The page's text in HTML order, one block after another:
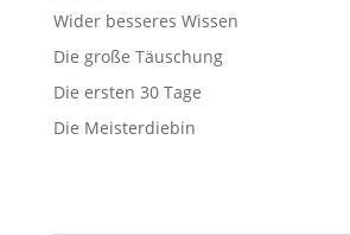
Wider besseres Wissen
Die große Täuschung
Die ersten 30 Tage
Die Meisterdiebin